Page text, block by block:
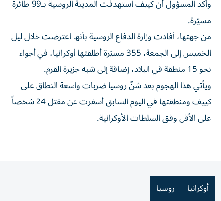
وأكد المسؤول أن كييف استهدفت المدينة الروسية بـ99 طائرة
مسيّرة.
من جهتها، أفادت وزارة الدفاع الروسية بأنها اعترضت خلال ليل
الخميس إلى الجمعة، 355 مسيّرة أطلقتها أوكرانيا، في أجواء
نحو 15 منطقة في البلاد، إضافة إلى شبه جزيرة القرم.
ويأتي هذا الهجوم بعد شنّ روسيا ضربات واسعة النطاق على
كييف ومنطقتها في اليوم السابق أسفرت عن مقتل 24 شخصاً
على الأقل وفق السلطات الأوكرانية.
أوكرانيا روسيا